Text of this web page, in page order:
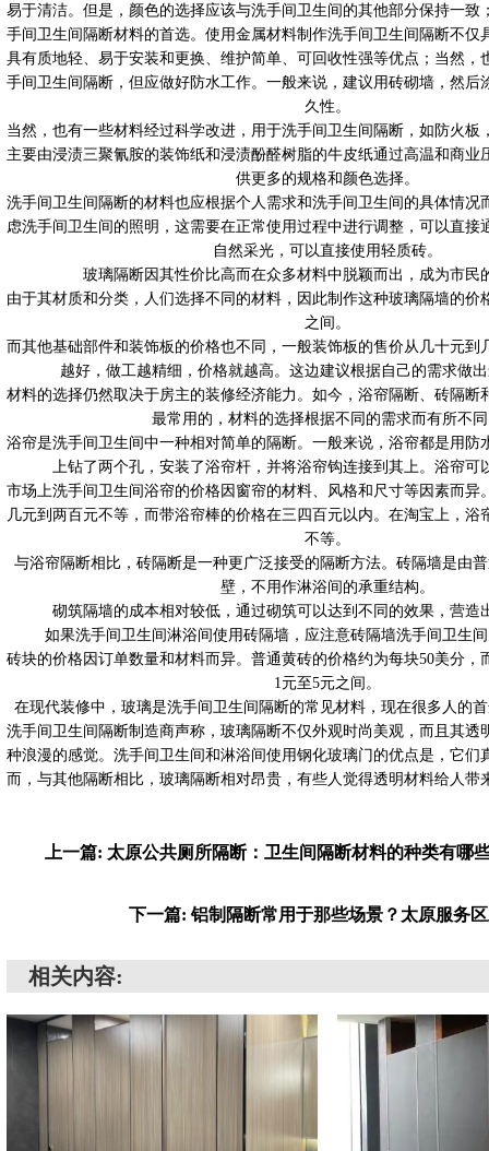
易于清洁。但是，颜色的选择应该与洗手间卫生间的其他部分保持一致
手间卫生间隔断材料的首选。使用金属材料制作洗手间卫生间隔断不仅
具有质地轻、易于安装和更换、维护简单、可回收性强等优点；当然，
手间卫生间隔断，但应做好防水工作。一般来说，建议用砖砌墙，然后
久性。
当然，也有一些材料经过科学改进，用于洗手间卫生间隔断，如防火板
主要由浸渍三聚氰胺的装饰纸和浸渍酚醛树脂的牛皮纸通过高温和商业
供更多的规格和颜色选择。
洗手间卫生间隔断的材料也应根据个人需求和洗手间卫生间的具体情况
虑洗手间卫生间的照明，这需要在正常使用过程中进行调整，可以直接
自然采光，可以直接使用轻质砖。
玻璃隔断因其性价比高而在众多材料中脱颖而出，成为市民
由于其材质和分类，人们选择不同的材料，因此制作这种玻璃隔墙的价
之间。
而其他基础部件和装饰板的价格也不同，一般装饰板的售价从几十元到
越好，做工越精细，价格就越高。这边建议根据自己的需求做
材料的选择仍然取决于房主的装修经济能力。如今，浴帘隔断、砖隔断
最常用的，材料的选择根据不同的需求而有所不
浴帘是洗手间卫生间中一种相对简单的隔断。一般来说，浴帘都是用防
上钻了两个孔，安装了浴帘杆，并将浴帘钩连接到其上。浴帘可
市场上洗手间卫生间浴帘的价格因窗帘的材料、风格和尺寸等因素而异
几元到两百元不等，而带浴帘棒的价格在三四百元以内。在淘宝上，浴
不等。
与浴帘隔断相比，砖隔断是一种更广泛接受的隔断方法。砖隔墙是由
壁，不用作淋浴间的承重结构。
砌筑隔墙的成本相对较低，通过砌筑可以达到不同的效果，营造
如果洗手间卫生间淋浴间使用砖隔墙，应注意砖隔墙洗手间卫生
砖块的价格因订单数量和材料而异。普通黄砖的价格约为每块50美分，
1元至5元之间。
在现代装修中，玻璃是洗手间卫生间隔断的常见材料，现在很多人的
洗手间卫生间隔断制造商声称，玻璃隔断不仅外观时尚美观，而且其透
种浪漫的感觉。洗手间卫生间和淋浴间使用钢化玻璃门的优点是，它们
而，与其他隔断相比，玻璃隔断相对昂贵，有些人觉得透明材料给人带
上一篇: 太原公共厕所隔断：卫生间隔断材料的种类有哪
下一篇: 铝制隔断常用于那些场景？太原服务
相关内容: